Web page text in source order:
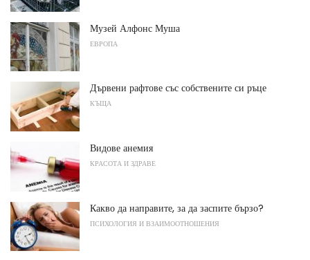
Музей Алфонс Муша
ЕВРОПА
Дървени рафтове със собствените си ръце
КЪЩА
Видове анемия
КРАСОТА И ЗДРАВЕ
Какво да направите, за да заспите бързо?
ПСИХОЛОГИЯ И ВЗАИМООТНОШЕНИЯ